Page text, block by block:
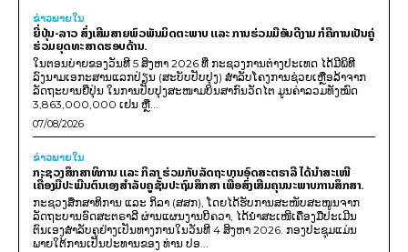
ຂ່າວພາຍ​ໃນ
ຍີ່ປຸ່ນ-ລາວ ສົ່ງເສີມສາຍພົວພັນມິດຕະພາບ ແລະ ການຮ່ວມມືອັນດີງາມ ກໍຄືການເປັນຄູ່
ຮ່ວມຍຸດທະສາດຮອບດ້ານ.
ໃນຕອນບ່າຍຂອງວັນທີ 5 ສິງຫາ 2026 ທີ່ ກະຊວງການຕ່າງປະເທດ ໄດ້ມີພິທີ
ລົງນາມເອກະສານແລກປ່ຽນ (ສະບັບປັບປຸງ) ສໍາລັບໂຄງການຊ່ວຍເຫຼືອລ້າຈາກ
ລັດຖະບານຍີ່ປຸ່ນ ໃນການປັບປຸງສະໜາມບິນສາກົນວັດໄຕ ມູນຄ່າລວມທັງໝົດ
3,863,000,000 ເຢນ ຫຼື...
07/08/2026
ຂ່າວພາຍ​ໃນ
ກະຊວງສຶກສາທິການ ແລະ ກິລາ ຮ່ວມກັບລັດຖະບານອົດສະຕຣາລີ ໄດ້ນຳສະເໜີ
ເຄື່ອງມືປະເມີນຕົນເອງສຳລັບຄູຊັ້ນປະຖົມສຶກສາ ເພື່ອສົ່ງເສີມຄຸນນະພາບການສຶກສາ.
ກະຊວງສຶກສາທິການ ແລະ ກິລາ (ສສກ), ໂດຍໄດ້ຮັບການສະໜັບສະໜູນຈາກ
ລັດຖະບານອົດສະຕຣາລີ ຜ່ານແຜນງານບີຄວາ, ໄດ້ນຳສະເໜີເຄື່ອງມືປະເມີນ
ຕົນເອງສຳລັບຄູຢ່າງເປັນທາງການໃນວັນທີ 4 ສິງຫາ 2026. ກອງປະຊຸມແມ່ນ
ພາຍໃຕ້ການເປັນປະທານຂອງ ທ່ານ ປອ...